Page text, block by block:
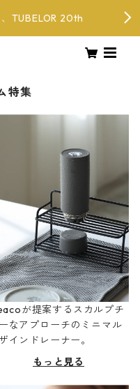
TUBELOR 20th
特集
が提案するスカルプチ
なアプローチのミニマル
インドレーナー。
もっと見る